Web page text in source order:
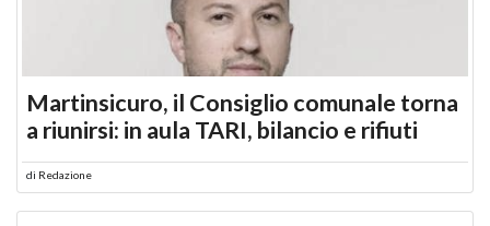
Martinsicuro, il Consiglio comunale torna
a riunirsi: in aula TARI, bilancio e rifiuti
di Redazione